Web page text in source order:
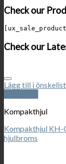
Check our
Check our
Lägg till i
Kompakthjul
Kompakthjul KH-
hjulbroms